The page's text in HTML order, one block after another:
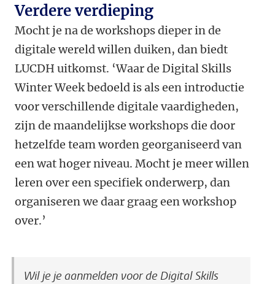
Verdere verdieping
Mocht je na de workshops dieper in de
digitale wereld willen duiken, dan biedt
LUCDH uitkomst. ‘Waar de Digital Skills
Winter Week bedoeld is als een introductie
voor verschillende digitale vaardigheden,
zijn de maandelijkse workshops die door
hetzelfde team worden georganiseerd van
een wat hoger niveau. Mocht je meer willen
leren over een specifiek onderwerp, dan
organiseren we daar graag een workshop
over.’
Wil je je aanmelden voor de Digital Skills